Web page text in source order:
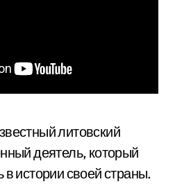
литовский
деятель, который
истории своей страны.